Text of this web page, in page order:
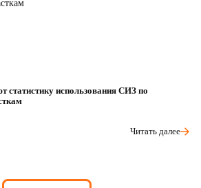
статистику использования СИЗ по
Читать далее